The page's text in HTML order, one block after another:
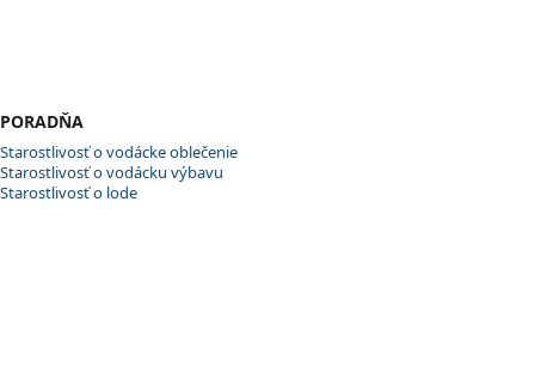
PORADŇA
Starostlivosť o vodácke oblečenie
Starostlivosť o vodácku výbavu
Starostlivosť o lode